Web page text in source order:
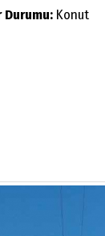
Durumu: Konut